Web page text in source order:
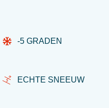
-5 GRADEN
ECHTE SNEEUW